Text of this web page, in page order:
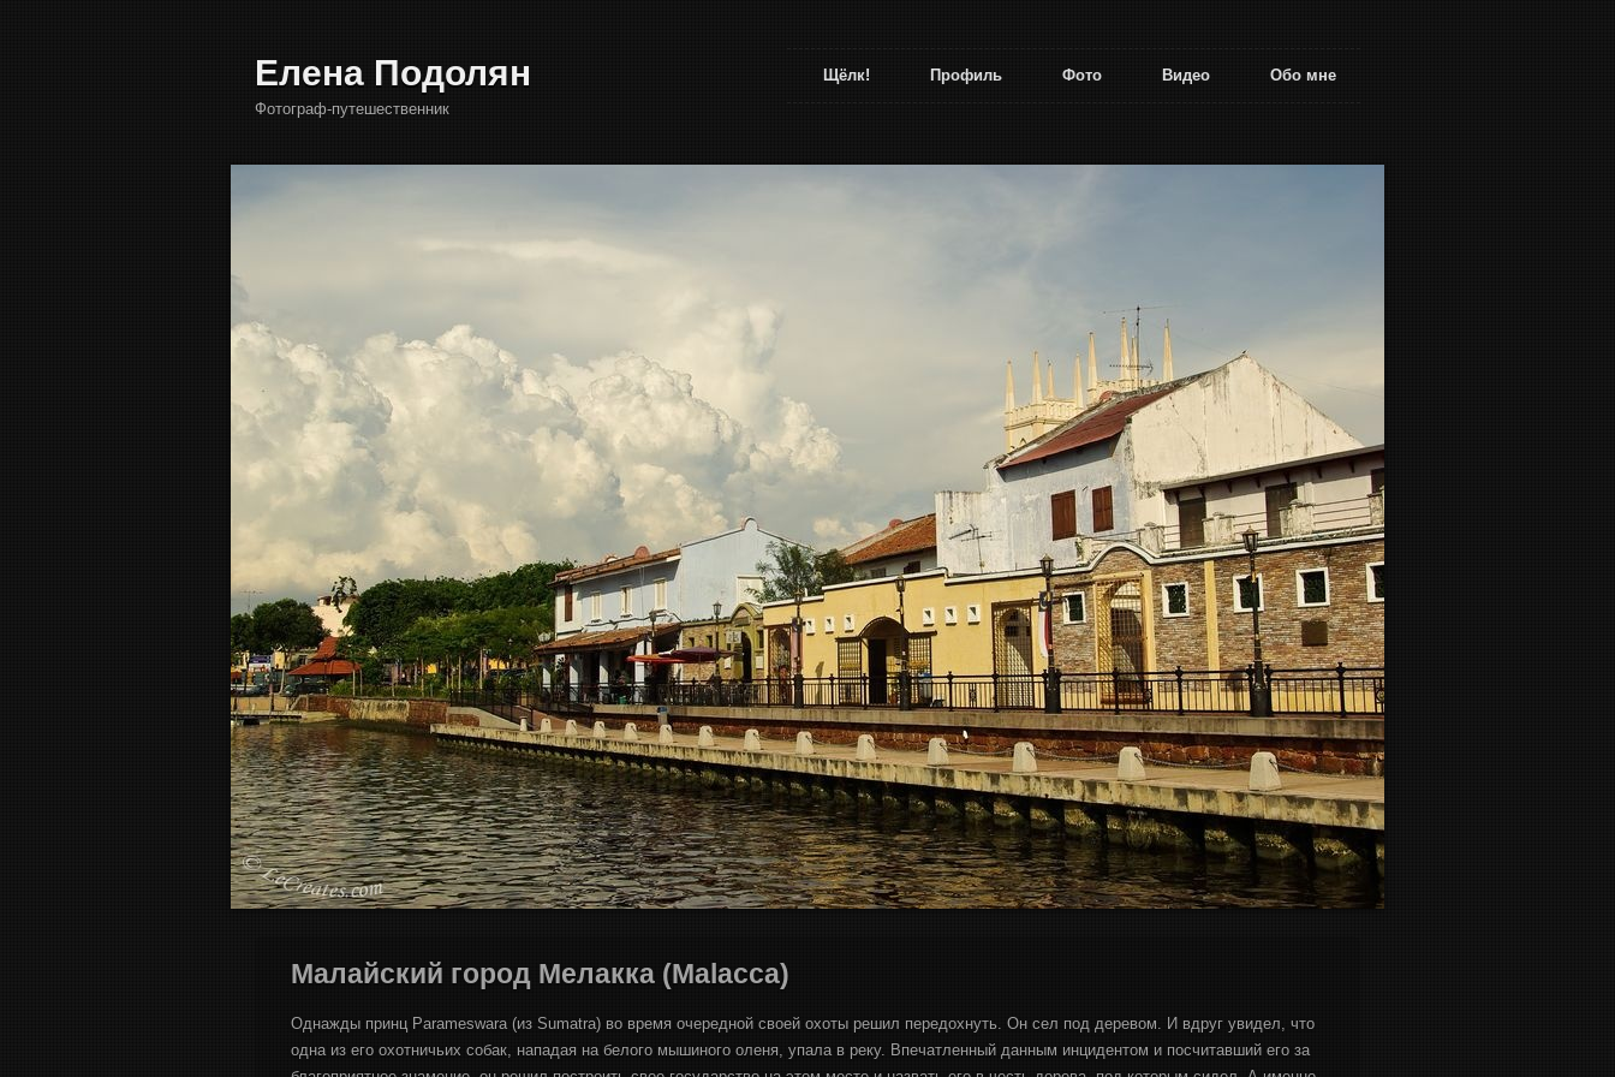
Елена Подолян
Фотограф-путешественник
Щёлк! Профиль Фото Видео Обо мне
Малайский город Мелакка (Malacca)
Однажды принц Parameswara (из Sumatra) во время очередной своей охоты решил передохнуть. Он сел под деревом. И вдруг увидел, что
одна из его охотничьих собак, нападая на белого мышиного оленя, упала в реку. Впечатленный данным инцидентом и посчитавший его за